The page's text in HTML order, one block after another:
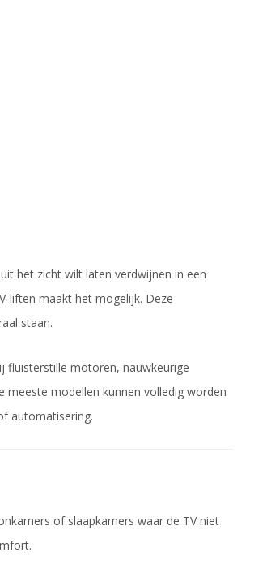
het zicht wilt laten verdwijnen in een
liften maakt het mogelijk. Deze
staan.
fluisterstille motoren, nauwkeurige
meeste modellen kunnen volledig worden
automatisering.
of slaapkamers waar de TV niet